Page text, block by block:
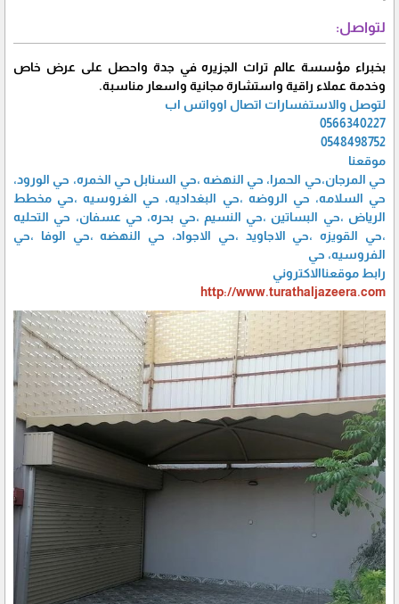
لتواصل:
بخبراء مؤسسة عالم تراث الجزيره في جدة واحصل على عرض خاص
وخدمة عملاء راقية واستشارة مجانية واسعار مناسبة.
لتوصل والاستفسارات اتصال اوواتس اب
0566340227
0548498752
موقعنا
حي المرجان،حي الحمرا، حي النهضه ،حي السنابل حي الخمره، حي الورود،
حي السلامه، حي الروضه ،حي البغداديه، حي الغروسيه ،حي مخطط
الرياض ،حي البساتين ،حي النسيم ،حي بحره، حي عسفان، حي التحليه
،حي القويزه ،حي الاجاويد ،حي الاجواد، حي النهضه ،حي الوفا ،حي
الفروسيه، حي
رابط موقعناالاكتروني
http://www.turathaljazeera.com